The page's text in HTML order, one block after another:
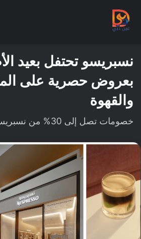
بعروض حصرية على
والقهوة
خصومات تصل إلى 30% من نسبريسو الإمارات